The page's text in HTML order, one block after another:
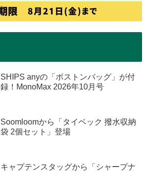
SHIPS anyの「ボストンバッグ」が付
録！MonoMax 2026年10月号
Soomloomから「タイベック 撥水収納
袋 2個セット」登場
キャプテンスタッグから「シャープナ